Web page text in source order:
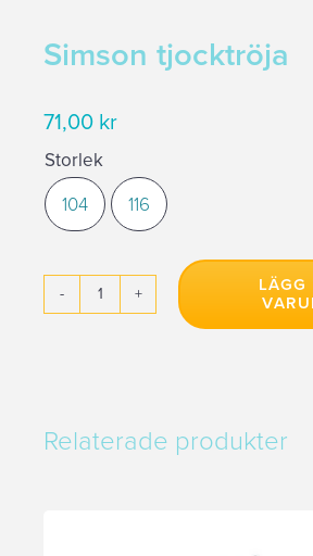
EasyLiving – Städning
Varukorg
Simson tjocktröja
ursprungliga
priset
var:
179,00 kr.
71,00 kr
nuvarande
priset
är:
71,00 kr.
Storlek
104 116
Simson
Relaterade produkter